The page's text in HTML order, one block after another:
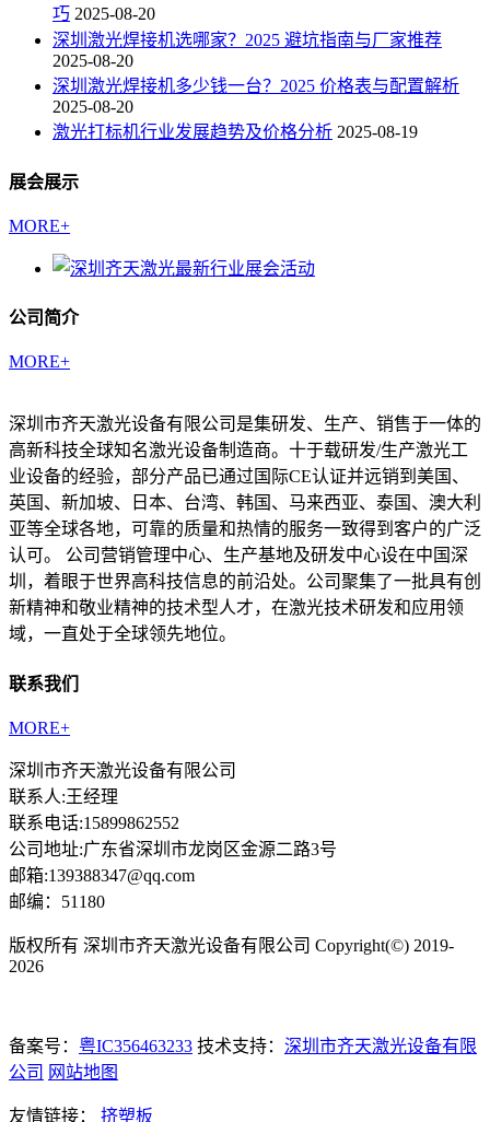
巧 2025-08-20
深圳激光焊接机选哪家？2025 避坑指南与厂家推荐
2025-08-20
深圳激光焊接机多少钱一台？2025 价格表与配置解析
2025-08-20
激光打标机行业发展趋势及价格分析 2025-08-19
展会展示
MORE+
公司简介
MORE+
深圳市齐天激光设备有限公司是集研发、生产、销售于一体的
高新科技全球知名激光设备制造商。十于载研发/生产激光工
业设备的经验，部分产品已通过国际CE认证并远销到美国、
英国、新加坡、日本、台湾、韩国、马来西亚、泰国、澳大利
亚等全球各地，可靠的质量和热情的服务一致得到客户的广泛
认可。 公司营销管理中心、生产基地及研发中心设在中国深
圳，着眼于世界高科技信息的前沿处。公司聚集了一批具有创
新精神和敬业精神的技术型人才，在激光技术研发和应用领
域，一直处于全球领先地位。
联系我们
MORE+
深圳市齐天激光设备有限公司
联系人:王经理
联系电话:15899862552
公司地址:广东省深圳市龙岗区金源二路3号
邮箱:139388347@qq.com
邮编：51180
版权所有 深圳市齐天激光设备有限公司 Copyright(©) 2019-
2026
备案号： 粤IC356463233 技术支持： 深圳市齐天激光设备有限
公司 网站地图
友情链接： 挤塑板